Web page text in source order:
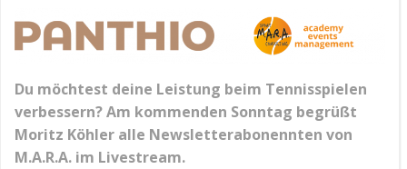
Du möchtest deine Leistung beim Tennisspielen
verbessern? Am kommenden Sonntag begrüßt
Moritz Köhler alle Newsletterabonennten von
M.A.R.A. im Livestream.